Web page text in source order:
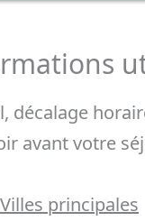
décalage
avant votre
Villes principales